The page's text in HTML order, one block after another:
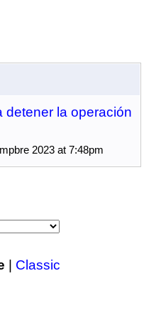
detener la operación
2023 at 7:48pm
Classic